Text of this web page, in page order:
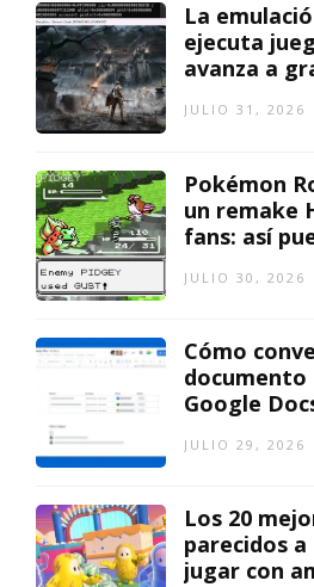
La
ejecuta
avanza a
JULIO 31, 2026
Pokémon
un remake
fans: así
JULIO 30, 2026
Cómo
documento
Google
JULIO 29, 2026
Los 20
parecidos a
jugar con